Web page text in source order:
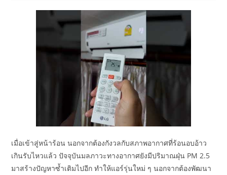
เมื่อเข้าสู่หน้าร้อน นอกจากต้องกังวลกับสภาพอากาศที่ร้อนอบอ้าว
เกินรับไหวแล้ว ปัจจุบันมลภาวะทางอากาศยังมีปริมาณฝุ่น PM 2.5
มาสร้างปัญหาซ้ำเติมไปอีก ทำให้แอร์รุ่นใหม่ ๆ นอกจากต้องพัฒนา